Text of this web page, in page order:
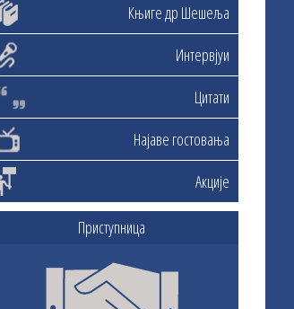
Књиге др Шешеља
Интервјуи
Цитати
Најаве гостовања
Акције
Приступница